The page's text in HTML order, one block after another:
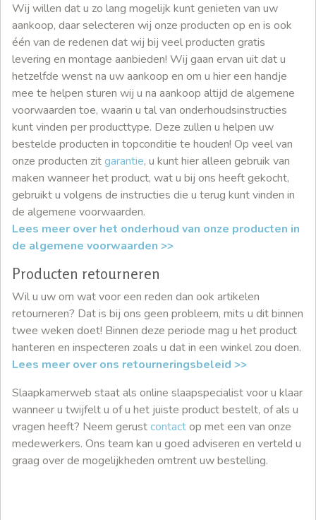
Wij willen dat u zo lang mogelijk kunt genieten van uw
aankoop, daar selecteren wij onze producten op en is ook
één van de redenen dat wij bij veel producten gratis
levering en montage aanbieden! Wij gaan ervan uit dat u
hetzelfde wenst na uw aankoop en om u hier een handje
mee te helpen sturen wij u na aankoop altijd de algemene
voorwaarden toe, waarin u tal van onderhoudsinstructies
kunt vinden per producttype. Deze zullen u helpen uw
bestelde producten in topconditie te houden! Op veel van
onze producten zitgarantie, u kunt hier alleen gebruik van
maken wanneer het product, wat u bij ons heeft gekocht,
gebruikt u volgens de instructies die u terug kunt vinden in
de algemene voorwaarden.
Lees meer over het onderhoud van onze producten in
de algemene voorwaarden >>
Producten retourneren
Wil u uw om wat voor een reden dan ook artikelen
retourneren? Dat is bij ons geen probleem, mits u dit binnen
twee weken doet! Binnen deze periode mag u het product
hanteren en inspecteren zoals u dat in een winkel zou doen.
Lees meer over ons retourneringsbeleid >>
Slaapkamerweb staat als online slaapspecialist voor u klaar
wanneer u twijfelt u of u het juiste product bestelt, of als u
vragen heeft? Neem gerustcontactop met een van onze
medewerkers. Ons team kan u goed adviseren en verteld u
graag over de mogelijkheden omtrent uw bestelling.